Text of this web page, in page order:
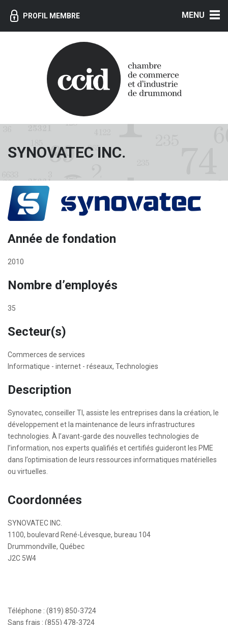
PROFIL MEMBRE
SYNOVATEC INC.
Année de fondation
2010
Nombre d’employés
35
Secteur(s)
Commerces de services
Informatique - internet - réseaux, Technologies
Description
Synovatec, conseiller TI, assiste les entreprises dans la création, le
développement et la maintenance de leurs infrastructures
technologies. À l’avant-garde des nouvelles technologies de
l’information, nos experts qualifiés et certifiés guideront les PME
dans l’optimisation de leurs ressources informatiques matérielles
ou virtuelles.
Coordonnées
SYNOVATEC INC.
1100, boulevard René-Lévesque, bureau 104
Drummondville, Québec
J2C 5W4
Téléphone : (819) 850-3724
Sans frais : (855) 478-3724
MENU